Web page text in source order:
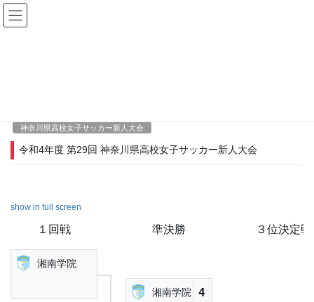
コ
ン
ッ
ナ
ビ
移
神奈川県高校女子サッカー新人大会
令和4年度 第29回 神奈川県高校女子サッカー新人大会
show in full screen
１回戦
湘南学院
準決勝
湘南学院
4
３位決定戦